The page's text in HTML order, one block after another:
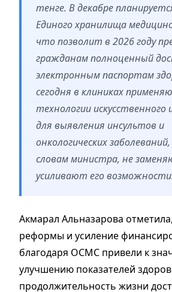
тенге. В декабре
Единого хранилища
что позволит в 2026 году
гражданам полноценный
электронным паспортам
сегодня в клиниках
технологии
для выявления инсультов и
онкологических
словам министра, не
усиливают его
Акмарал Альназарова
реформы и усиление
благодаря ОСМС привели к
улучшению показателей
продолжительность жизни